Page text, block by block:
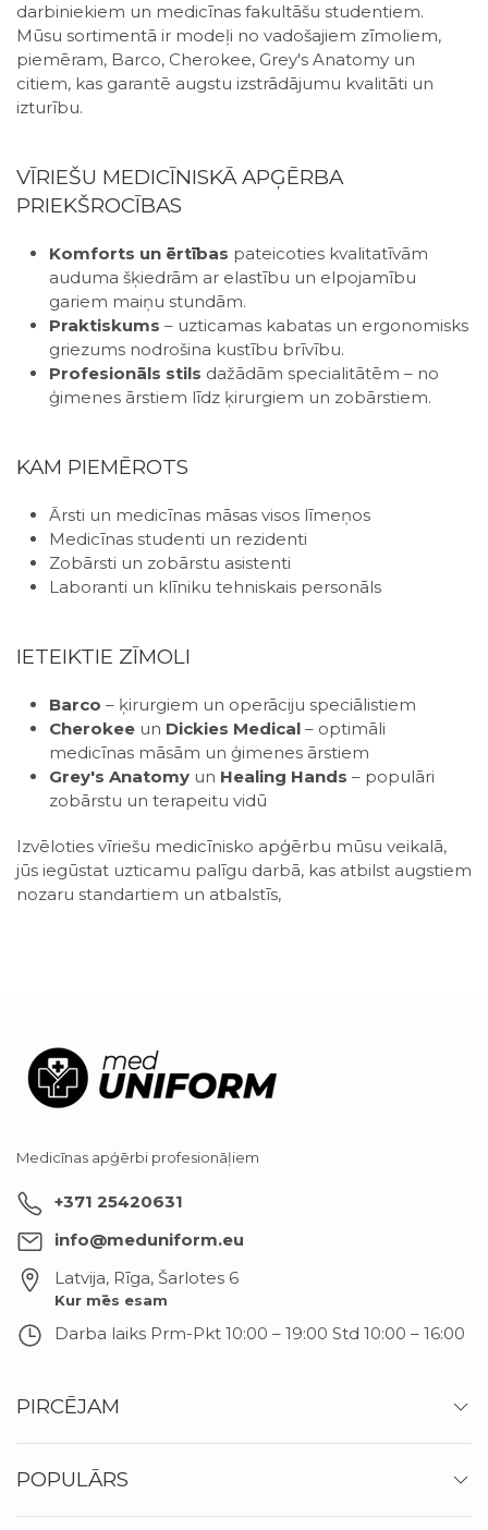
darbiniekiem un medicīnas fakultāšu studentiem.
Mūsu sortimentā ir modeļi no vadošajiem zīmoliem,
piemēram, Barco, Cherokee, Grey's Anatomy un
citiem, kas garantē augstu izstrādājumu kvalitāti un
izturību.
VĪRIEŠU MEDICĪNISKĀ APĢĒRBA
PRIEKŠROCĪBAS
Komforts un ērtības pateicoties kvalitatīvām
auduma šķiedrām ar elastību un elpojamību
gariem maiņu stundām.
Praktiskums – uzticamas kabatas un ergonomisks
griezums nodrošina kustību brīvību.
Profesionāls stils dažādām specialitātēm – no
ģimenes ārstiem līdz ķirurgiem un zobārstiem.
KAM PIEMĒROTS
Ārsti un medicīnas māsas visos līmeņos
Medicīnas studenti un rezidenti
Zobārsti un zobārstu asistenti
Laboranti un klīniku tehniskais personāls
IETEIKTIE ZĪMOLI
Barco – ķirurgiem un operāciju speciālistiem
Cherokee un Dickies Medical – optimāli
medicīnas māsām un ģimenes ārstiem
Grey's Anatomy un Healing Hands – populāri
zobārstu un terapeitu vidū
Izvēloties vīriešu medicīnisko apģērbu mūsu veikalā,
jūs iegūstat uzticamu palīgu darbā, kas atbilst augstiem
nozaru standartiem un atbalstīs,
Medicīnas apģērbi profesionāļiem
+371 25420631
info@meduniform.eu
Latvija, Rīga, Šarlotes 6
Kur mēs esam
Darba laiks Prm-Pkt 10:00 – 19:00 Std 10:00 – 16:00
PIRCĒJAM
POPULĀRS